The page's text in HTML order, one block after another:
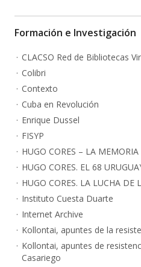
Formación e Investigación
CLACSO Red de Bibliotecas
Colibri
Contexto
Cuba en Revolución
Enrique Dussel
FISYP
HUGO CORES – LA
HUGO CORES. EL 68
HUGO CORES. LA LUCHA DE
Instituto Cuesta Duarte
Internet Archive
Kollontai, apuntes de la
Kollontai, apuntes de
Casariego